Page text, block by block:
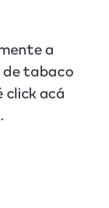
a
de tabaco
click acá